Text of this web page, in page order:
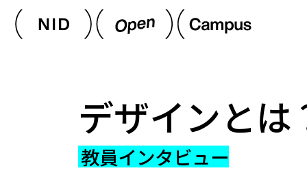
デザインとは
教員インタビュー